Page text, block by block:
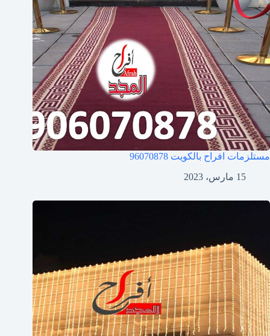
مستلزمات افراح بالكويت 96070878
15 مارس، 2023